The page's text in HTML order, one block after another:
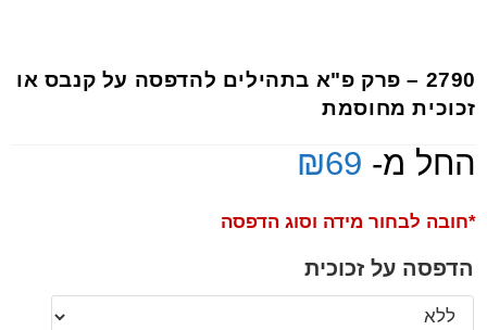
2790 – פרק פ"א בתהילים להדפסה על קנבס או
זכוכית מחוסמת
החל מ- ₪69
*חובה לבחור מידה וסוג הדפסה
הדפסה על זכוכית